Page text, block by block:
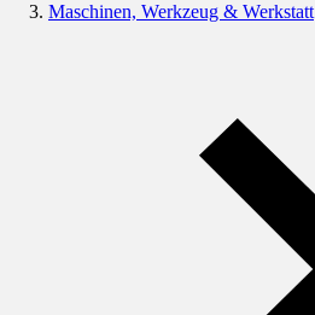
Maschinen, Werkzeug & Werkstatt